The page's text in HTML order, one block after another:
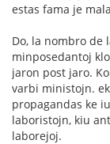
estas fama je
Do, la nombro de
minposedantoj
jaron post jaro.
varbi ministojn.
propagandas ke
laboristojn, kiu
laborejoj.